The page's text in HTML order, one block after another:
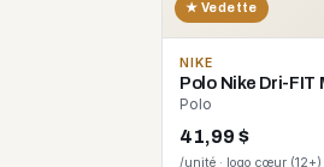
★ Vedette
NIKE
Polo Nike Dri-FIT
Polo
41,99 $
/unité · logo cœur (12+)